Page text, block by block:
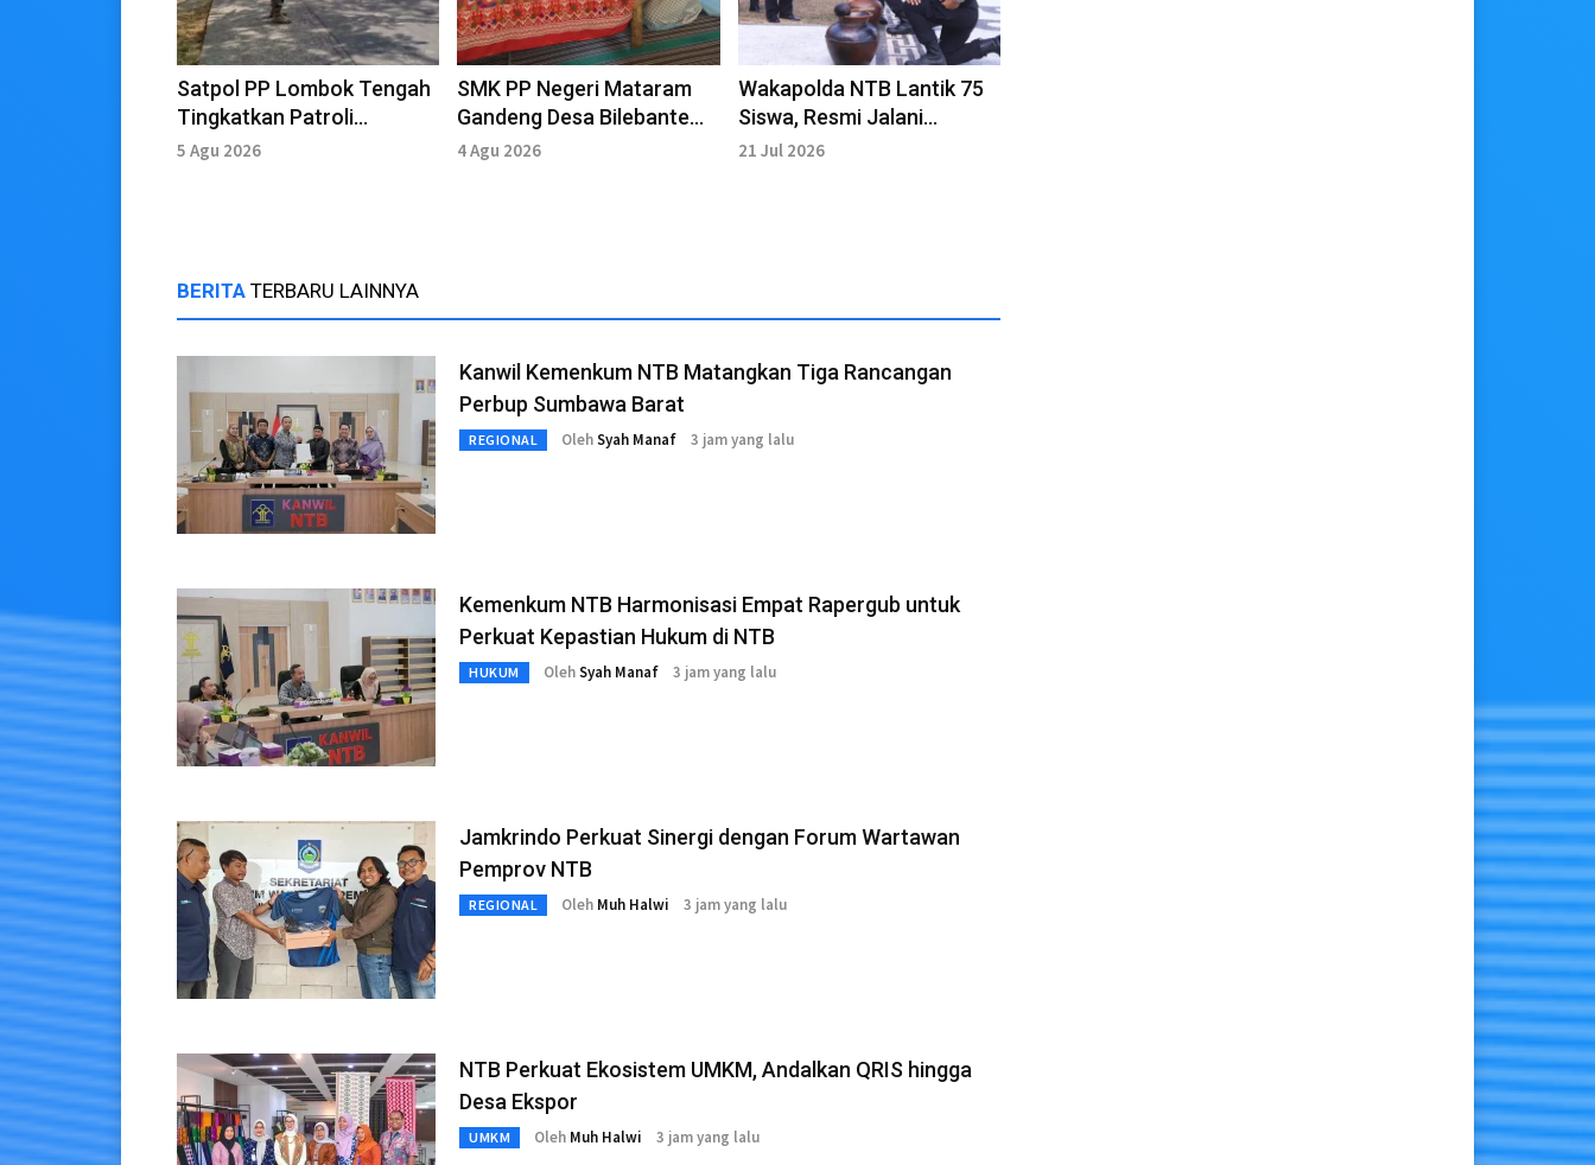
Satpol PP Lombok Tengah
Tingkatkan Patroli
Ketertiban
5 Agu 2026
SMK PP Negeri Mataram
Gandeng Desa Bilebante
Cetak SDM Pertanian
4 Agu 2026
Wakapolda NTB Lantik 75
Siswa, Resmi Jalani
Pendidikan di SPN
21 Jul 2026
BERITA TERBARU LAINNYA
Kanwil Kemenkum NTB Matangkan Tiga Rancangan
Perbup Sumbawa Barat
REGIONAL OlehSyah Manaf 3 jam yang lalu
Kemenkum NTB Harmonisasi Empat Rapergub untuk
Perkuat Kepastian Hukum di NTB
HUKUM OlehSyah Manaf 3 jam yang lalu
Jamkrindo Perkuat Sinergi dengan Forum Wartawan
Pemprov NTB
REGIONAL Oleh Muh Halwi 3 jam yang lalu
NTB Perkuat Ekosistem UMKM, Andalkan QRIS hingga
Desa Ekspor
UMKM Oleh Muh Halwi 3 jam yang lalu